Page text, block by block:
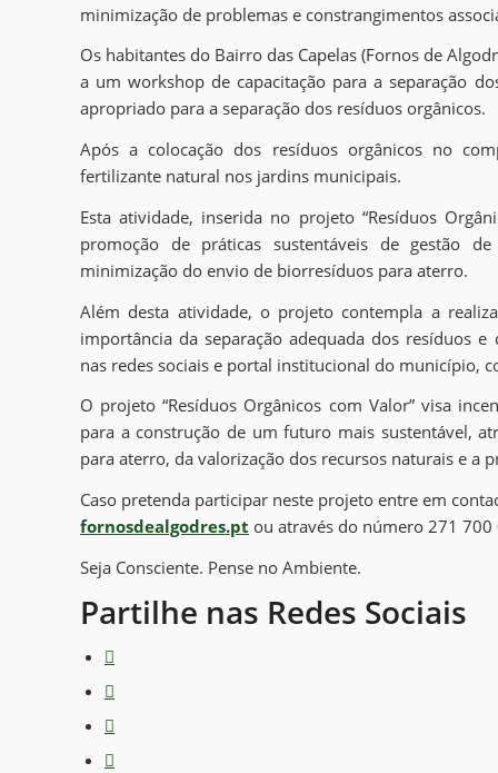
minimização de problemas e constrangimentos
Os habitantes do Bairro das Capelas (Fornos de
a um workshop de capacitação para a separação
apropriado para a separação dos resíduos orgânicos.
Após a colocação dos resíduos orgânicos no
fertilizante natural nos jardins municipais.
Esta atividade, inserida no projeto “Resíduos
promoção de práticas sustentáveis de gestão
minimização do envio de biorresíduos para aterro.
Além desta atividade, o projeto contempla a
importância da separação adequada dos resíduos
nas redes sociais e portal institucional do município,
O projeto “Resíduos Orgânicos com Valor” visa
para a construção de um futuro mais sustentável,
para aterro, da valorização dos recursos naturais e a
Caso pretenda participar neste projeto entre em
fornosdealgodres.pt ou através do número 271 700
Seja Consciente. Pense no Ambiente.
Partilhe nas Redes Sociais